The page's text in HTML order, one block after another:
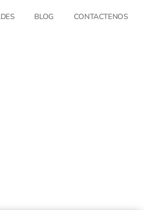
BLOG CONTACTENOS